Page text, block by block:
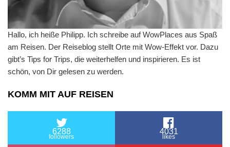
Hallo, ich heiße Philipp. Ich schreibe auf WowPlaces aus Spaß
am Reisen. Der Reiseblog stellt Orte mit Wow-Effekt vor. Dazu
gibt’s Tips for Trips, die weiterhelfen und inspirieren. Es ist
schön, von Dir gelesen zu werden.
KOMM MIT AUF REISEN
6288
followers
4031
likes